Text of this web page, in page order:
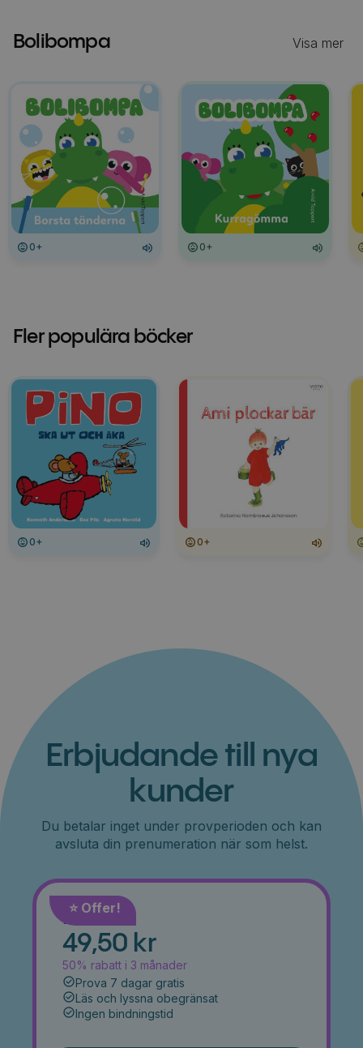
Bolibompa Visa mer
0+ 0+
Fler populära böcker
0+ 0+
Erbjudande till nya
kunder
Du betalar inget under provperioden och kan
avsluta din prenumeration när som helst.
⭐️ Offer!
Månad
49,50 kr
50% rabatt i 3 månader
Prova 7 dagar gratis
Läs och lyssna obegränsat
Ingen bindningstid